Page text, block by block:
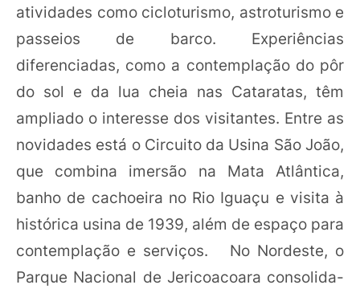
atividades como cicloturismo, astroturismo e
passeios de barco. Experiências
diferenciadas, como a contemplação do pôr
do sol e da lua cheia nas Cataratas, têm
ampliado o interesse dos visitantes. Entre as
novidades está o Circuito da Usina São João,
que combina imersão na Mata Atlântica,
banho de cachoeira no Rio Iguaçu e visita à
histórica usina de 1939, além de espaço para
contemplação e serviços. No Nordeste, o
Parque Nacional de Jericoacoara consolida-